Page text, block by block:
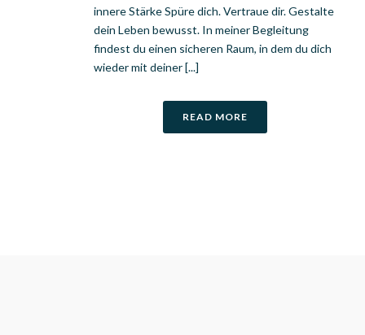
innere Stärke Spüre dich. Vertraue dir. Gestalte
dein Leben bewusst. In meiner Begleitung
findest du einen sicheren Raum, in dem du dich
wieder mit deiner [...]
READ MORE